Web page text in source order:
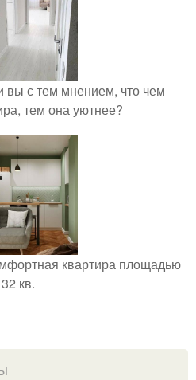
вы с тем мнением, что чем
тем она уютнее?
квартира площадью
32 кв.